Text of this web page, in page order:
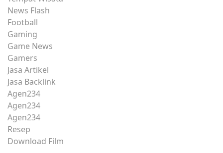
News Flash
Football
Gaming
Game News
Gamers
Jasa Artikel
Jasa Backlink
Agen234
Agen234
Agen234
Resep
Download Film